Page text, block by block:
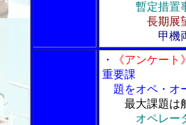
暫定措置
長期展
甲機
・
《アンケート
重要課
題をオペ・オ
最大課題は
オペレー